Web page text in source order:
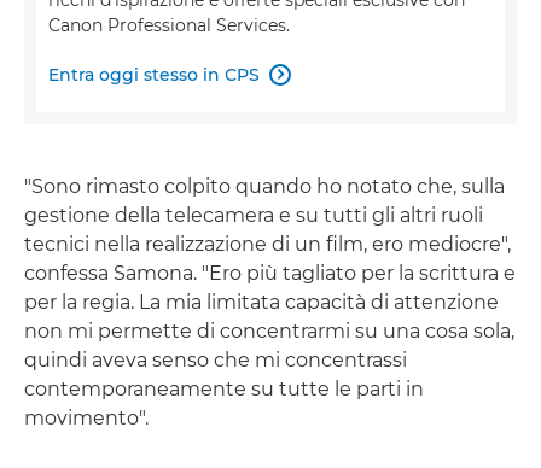
Canon Professional Services.
Entra oggi stesso in CPS 
"Sono rimasto colpito quando ho notato che, sulla
gestione della telecamera e su tutti gli altri ruoli
tecnici nella realizzazione di un film, ero mediocre",
confessa Samona. "Ero più tagliato per la scrittura e
per la regia. La mia limitata capacità di attenzione
non mi permette di concentrarmi su una cosa sola,
quindi aveva senso che mi concentrassi
contemporaneamente su tutte le parti in
movimento".